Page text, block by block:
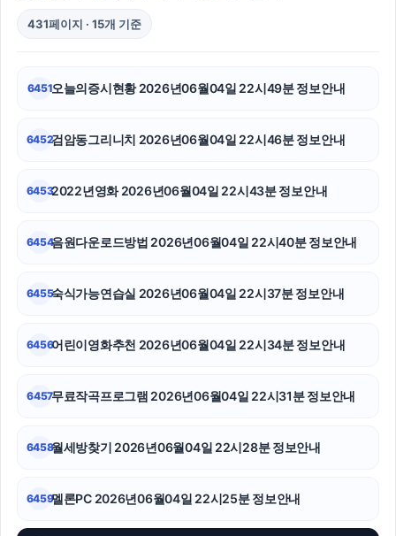
부산휴대폰성지
강동하수구막힘
야구반티
이혼변호사
431페이지 · 15개 기준
6451오늘의증시현황 2026년06월04일 22시49분 정보안내
6452검암동그리니치 2026년06월04일 22시46분 정보안내
64532022년영화 2026년06월04일 22시43분 정보안내
6454음원다운로드방법 2026년06월04일 22시40분 정보안내
6455숙식가능연습실 2026년06월04일 22시37분 정보안내
6456어린이영화추천 2026년06월04일 22시34분 정보안내
6457무료작곡프로그램 2026년06월04일 22시31분 정보안내
6458월세방찾기 2026년06월04일 22시28분 정보안내
6459멜론PC 2026년06월04일 22시25분 정보안내